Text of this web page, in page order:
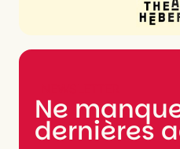
Ne
dernières